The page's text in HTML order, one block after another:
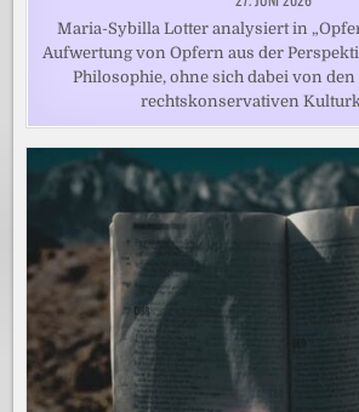
Maria-Sybilla Lotter analysiert in
Aufwertung von Opfern aus der
Philosophie, ohne sich dabei von
rechtskonservativen